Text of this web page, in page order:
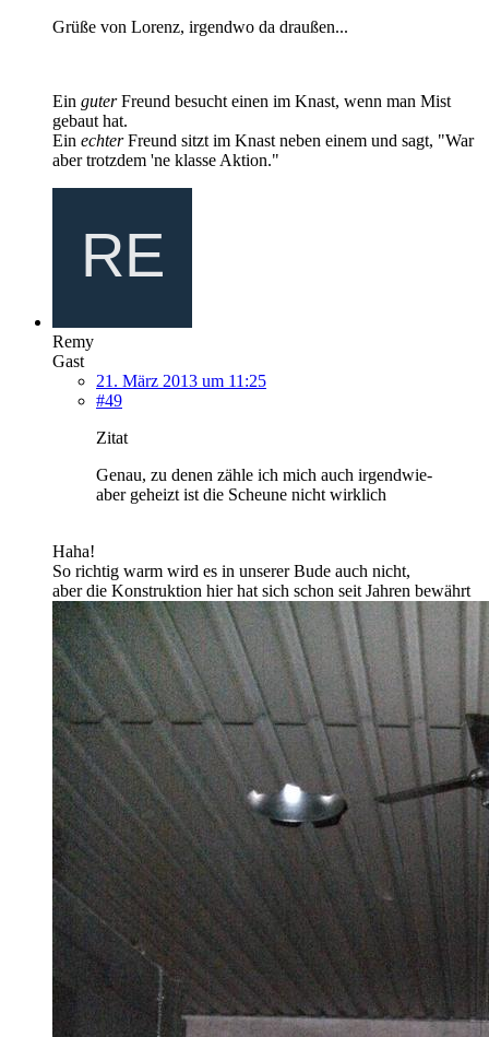
Grüße von Lorenz, irgendwo da draußen...
Ein guterFreund besucht einen im Knast, wenn man Mist
gebaut hat.
Ein echterFreund sitzt im Knast neben einem und sagt, "War
aber trotzdem 'ne klasse Aktion."
Remy
Gast
21. März 2013 um 11:25
#49
Zitat
Genau, zu denen zähle ich mich auch irgendwie-
aber geheizt ist die Scheune nicht wirklich
Haha!
So richtig warm wird es in unserer Bude auch nicht,
aber die Konstruktion hier hat sich schon seit Jahren bewährt